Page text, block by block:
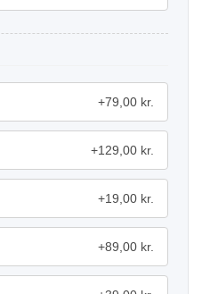
+79,00 kr.
+129,00 kr.
+19,00 kr.
+89,00 kr.